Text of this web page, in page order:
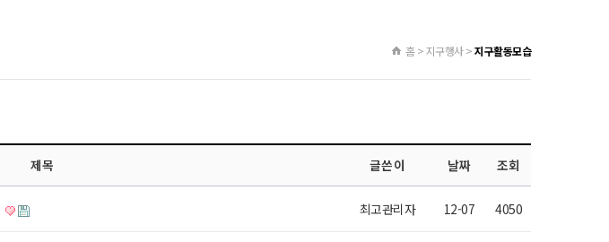
홈 > 지구행사 >지구활동모습
제목 글쓴이 날짜 조회
최고관리자 12-07 4050